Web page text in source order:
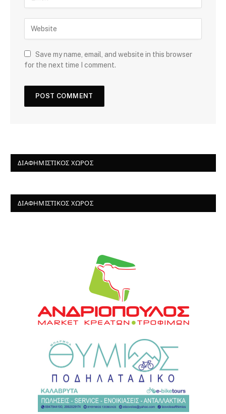
Save my name, email, and website in this browser
for the next time I comment.
ΔΙΑΦΗΜΙΣΤΙΚΌΣ ΧΏΡΟΣ
ΔΙΑΦΗΜΙΣΤΙΚΌΣ ΧΏΡΟΣ